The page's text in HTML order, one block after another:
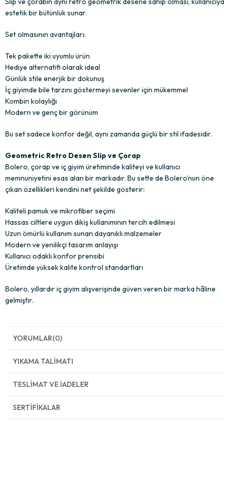
estetik bir bütünlük sunar.
Set olmasının avantajları:
Tek pakette iki uyumlu ürün
Hediye alternatifi olarak ideal
Günlük stile enerjik bir dokunuş
İç giyimde bile tarzını göstermeyi sevenler için mükemmel
Kombin kolaylığı
Modern ve genç bir görünüm
Bu set sadece konfor değil, aynı zamanda güçlü bir stil ifadesidir.
Geometric Retro Desen Slip ve Çorap
Bolero, çorap ve iç giyim üretiminde kaliteyi ve kullanıcı
memnuniyetini esas alan bir markadır. Bu sette de Bolero’nun öne
çıkan özellikleri kendini net şekilde gösterir:
Kaliteli pamuk ve mikrofiber seçimi
Hassas ciltlere uygun dikiş kullanımının tercih edilmesi
Uzun ömürlü kullanım sunan dayanıklı malzemeler
Modern ve yenilikçi tasarım anlayışı
Kullanıcı odaklı konfor prensibi
Üretimde yüksek kalite kontrol standartları
Bolero, yıllardır iç giyim alışverişinde güven veren bir marka hâline
gelmiştir.
YORUMLAR(0)
YIKAMA TALIMATI
TESLIMAT VE İADELER
SERTIFIKALAR